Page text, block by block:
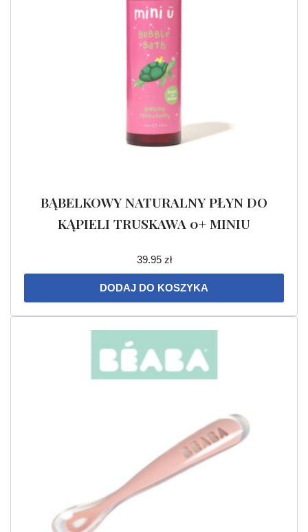
BĄBELKOWY NATURALNY PŁYN DO
KĄPIELI TRUSKAWA 0+ MINIU
39.95 zł
DODAJ DO KOSZYKA